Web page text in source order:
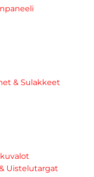
& Sulakkeet
Uistelutargat